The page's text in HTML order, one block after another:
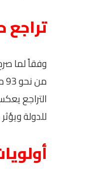
تراجع
وفقاً لما
التراجع
للدولة